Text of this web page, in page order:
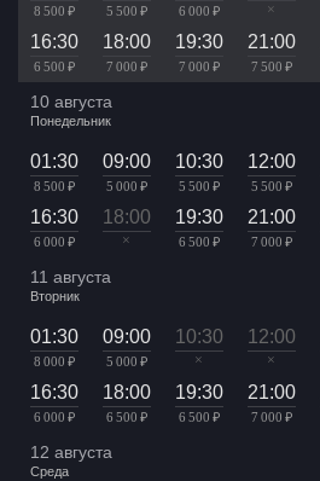
8 500 ₽ 5 500 ₽ 6 000 ₽ ×
16:30
6 500 ₽
18:00
7 000 ₽
19:30
7 000 ₽
21:00
7 500 ₽
10 августа
Понедельник
01:30
8 500 ₽
09:00
5 000 ₽
10:30
5 500 ₽
12:00
5 500 ₽
16:30
6 000 ₽
18:00
×
19:30
6 500 ₽
21:00
7 000 ₽
11 августа
Вторник
01:30
8 000 ₽
09:00
5 000 ₽
10:30
×
12:00
×
16:30
6 000 ₽
18:00
6 500 ₽
19:30
6 500 ₽
21:00
7 000 ₽
12 августа
Среда